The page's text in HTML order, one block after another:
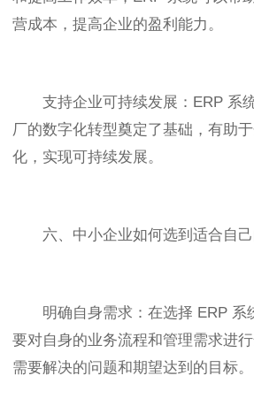
营成本，提高企业的盈利能力。
支持企业可持续发展：ERP 系
厂的数字化转型奠定了基础，有助
化，实现可持续发展。
六、中小企业如何选到适合自己
明确自身需求：在选择 ERP 系
要对自身的业务流程和管理需求进
需要解决的问题和期望达到的目标。